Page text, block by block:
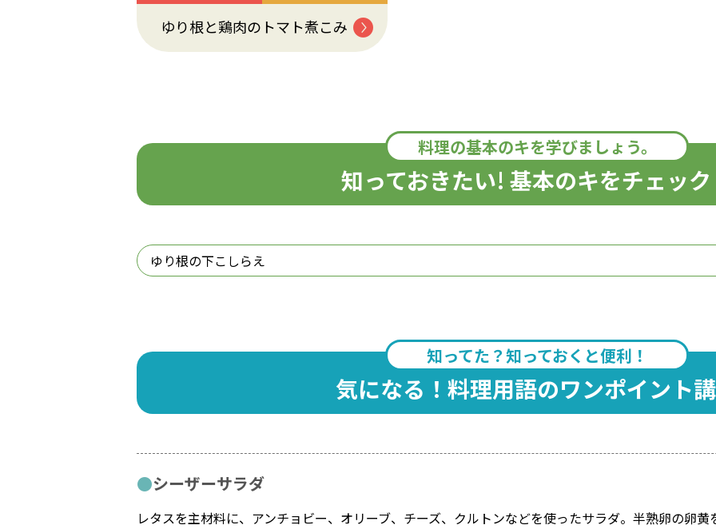
ゆり根と鶏肉のトマト煮こみ
料理の基本のキを学びましょう。
知っておきたい! 基本のキをチェッ
ゆり根の下こしらえ
知ってた？知っておくと便利！
気になる！料理用語のワンポイント
シーザーサラダ
レタスを主材料に、アンチョビー、オリーブ、チーズ、クルトンなどを使ったサラダ。半熟卵の卵